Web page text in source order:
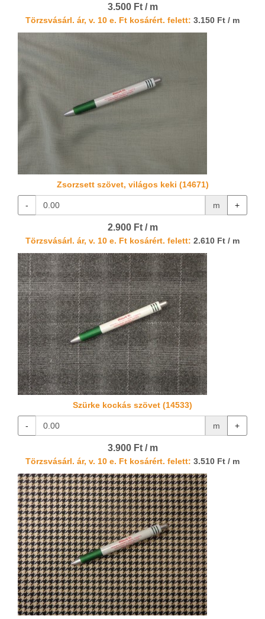
3.500 Ft / m
Törzsvásárl. ár, v. 10 e. Ft kosárért. felett: 3.150 Ft / m
Zsorzsett szövet, világos keki (14671)
- m +
2.900 Ft / m
Törzsvásárl. ár, v. 10 e. Ft kosárért. felett: 2.610 Ft / m
Szürke kockás szövet (14533)
- m +
3.900 Ft / m
Törzsvásárl. ár, v. 10 e. Ft kosárért. felett: 3.510 Ft / m